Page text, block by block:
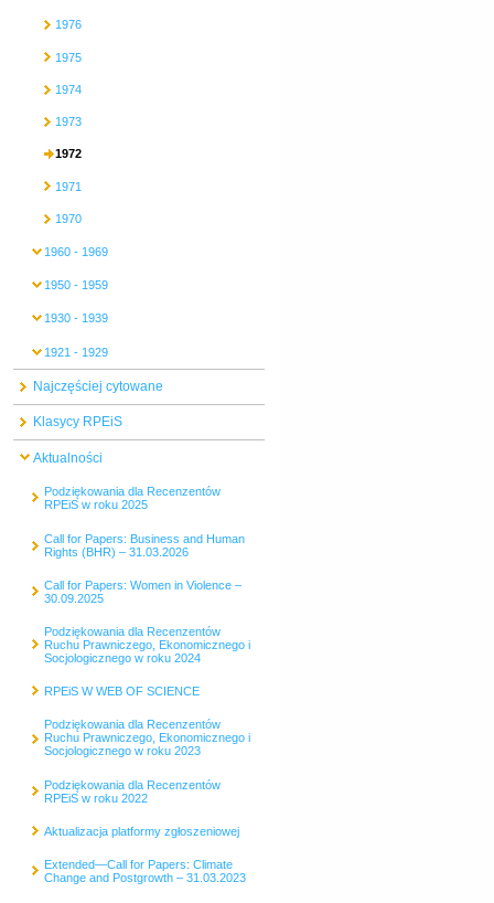
1976
1975
1974
1973
1972
1971
1970
1960 - 1969
1950 - 1959
1930 - 1939
1921 - 1929
Najczęściej cytowane
Klasycy RPEiS
Aktualności
Podziękowania dla Recenzentów
RPEiS w roku 2025
Call for Papers: Business and Human
Rights (BHR) – 31.03.2026
Call for Papers: Women in Violence –
30.09.2025
Podziękowania dla Recenzentów
Ruchu Prawniczego, Ekonomicznego i
Socjologicznego w roku 2024
RPEiS W WEB OF SCIENCE
Podziękowania dla Recenzentów
Ruchu Prawniczego, Ekonomicznego i
Socjologicznego w roku 2023
Podziękowania dla Recenzentów
RPEiS w roku 2022
Aktualizacja platformy zgłoszeniowej
Extended—Call for Papers: Climate
Change and Postgrowth – 31.03.2023